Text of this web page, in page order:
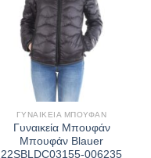
ΓΥΝΑΙΚΕΊΑ ΜΠΟΥΦΆΝ
Γυναικεία Μπουφάν
Μπουφάν Blauer
22SBLDC03155-006235